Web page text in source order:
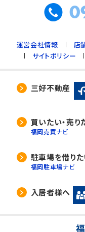
運営会社情報 店
サイトポリシー
三好不動産
買いたい・売り
福岡売買ナビ
駐車場を借り
福岡駐車場ナビ
入居者様へ